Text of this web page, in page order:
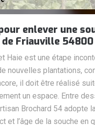
enlever une
Friauville 54800
Haie est une étape
nouvelles plantations,
il doit être réalisé
un espace. Entre
Brochard 54 adopte
et l’âge de la souche en